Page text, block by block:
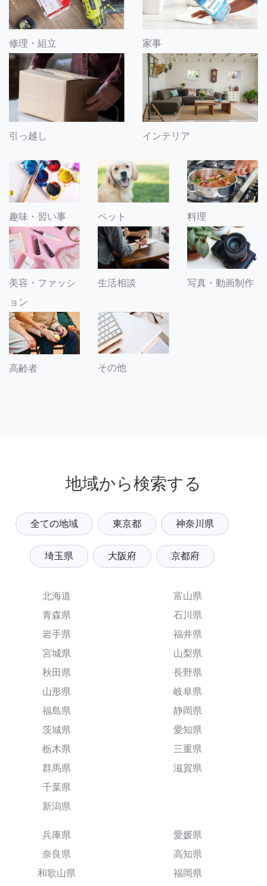
修理・組立 家事
引っ越し インテリア
趣味・習い事 ペット 料理
美容・ファッシ
ョン
生活相談 写真・動画制作
高齢者 その他
地域から検索する
全ての地域 東京都 神奈川県
埼玉県 大阪府 京都府
北海道
青森県
岩手県
宮城県
秋田県
山形県
福島県
茨城県
栃木県
群馬県
千葉県
新潟県
富山県
石川県
福井県
山梨県
長野県
岐阜県
静岡県
愛知県
三重県
滋賀県
兵庫県
奈良県
和歌山県
愛媛県
高知県
福岡県